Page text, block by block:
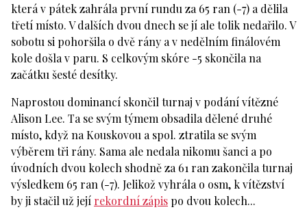
která v pátek zahrála první rundu za 65 ran (-7) a dělila
třetí místo. V dalších dvou dnech se jí ale tolik nedařilo. V
sobotu si pohoršila o dvě rány a v nedělním finálovém
kole došla v paru. S celkovým skóre -5 skončila na
začátku šesté desítky.
Naprostou dominancí skončil turnaj v podání vítězné
Alison Lee. Ta se svým týmem obsadila dělené druhé
místo, když na Kouskovou a spol. ztratila se svým
výběrem tři rány. Sama ale nedala nikomu šanci a po
úvodních dvou kolech shodně za 61 ran zakončila turnaj
výsledkem 65 ran (-7). Jelikož vyhrála o osm, k vítězství
by ji stačil už její rekordní zápis po dvou kolech...